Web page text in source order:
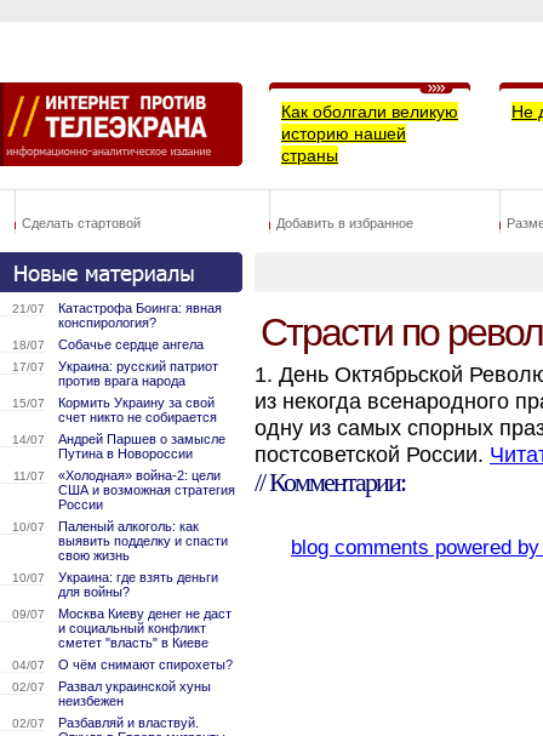
Как оболгали великую
историю нашей
страны
Не
Сделать стартовой Добавить в избранное
21/07
Катастрофа Боинга: явная
конспирология?
18/07 Собачье сердце ангела
17/07
Украина: русский патриот
против врага народа
15/07
Кормить Украину за свой
счет никто не собирается
14/07
Андрей Паршев о замысле
Путина в Новороссии
11/07
«Холодная» война-2: цели
США и возможная стратегия
России
10/07
Паленый алкоголь: как
выявить подделку и спасти
свою жизнь
10/07
Украина: где взять деньги
для войны?
09/07
Москва Киеву денег не даст
и социальный конфликт
сметет "власть" в Киеве
04/07 О чём снимают спирохеты?
02/07
Развал украинской хуны
неизбежен
02/07
Разбавляй и властвуй.
Страсти по
1. День Октябрьской
из некогда всенародного
одну из самых спорных
постсоветской России.
// Комментарии:
blog comments powered